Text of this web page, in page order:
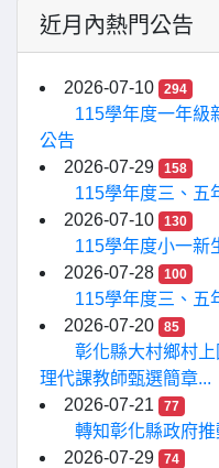
近月內熱門公告
2026-07-10 294
115學年度一年級
公告
2026-07-29
158
115學年度三、五
2026-07-10
130
115學年度小一新
2026-07-28
100
115學年度三、五
2026-07-20
85
彰化縣大村鄉村
理代課教師甄選簡章...
2026-07-21
77
轉知彰化縣政府
2026-07-29
74